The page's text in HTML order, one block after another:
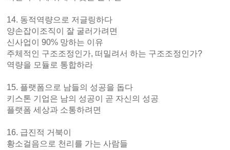
14. 동적역량으로 저글링하다
양손잡이조직이 잘 굴러가려면
신사업이 90% 망하는 이유
주체적인 구조조정인가, 떠밀려서 하는 구조조정인가?
역량을 모듈로 통합하라
15. 플랫폼으로 남들의 성공을 돕다
키스톤 기업은 남의 성공이 곧 자신의 성공
플랫폼 세상과 소통하려면
16. 급진적 거북이
황소걸음으로 천리를 가는 사람들